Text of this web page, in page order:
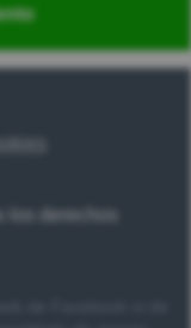
汉语
derechos